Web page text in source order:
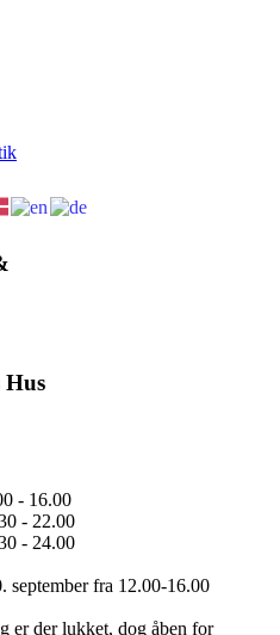
Hus
- 16.00
- 22.00
- 24.00
september fra 12.00-16.00
er der lukket, dog åben for